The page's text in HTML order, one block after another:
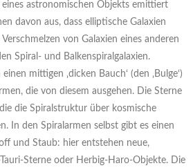
astronomischen Objekts emittiert
davon aus, dass elliptische Galaxien
von Galaxien eines anderen
Spiral- und Balkenspiralgalaxien.
mittigen ‚dicken Bauch‘ (den ‚Bulge‘)
die von diesem ausgehen. Die Sterne
die Spiralstruktur über kosmische
In den Spiralarmen selbst gibt es einen
und Staub: hier entstehen neue,
Sterne oder Herbig-Haro-Objekte. Die